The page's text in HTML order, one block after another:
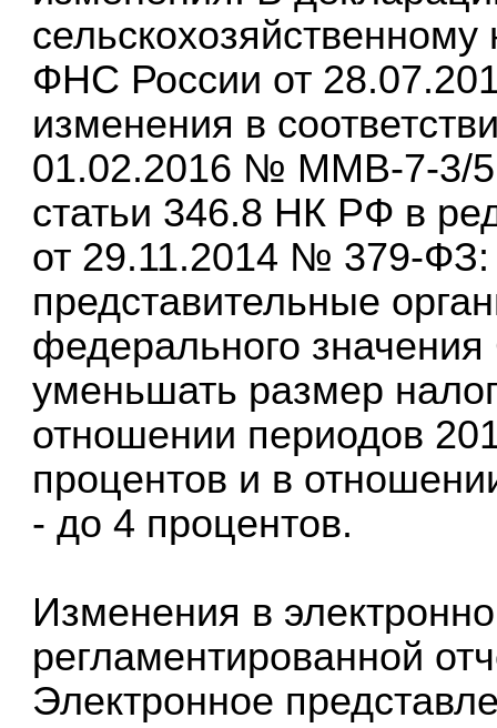
ФНС России от
изменения в
01.02.2016 № ММВ-7-3/
статьи 346.8 НК РФ в
от 29.11.2014 № 379-ФЗ:
представительные
федерального
уменьшать размер
отношении периодов
процентов и в
- до 4 процентов.
Изменения в
регламентированной
Электронное